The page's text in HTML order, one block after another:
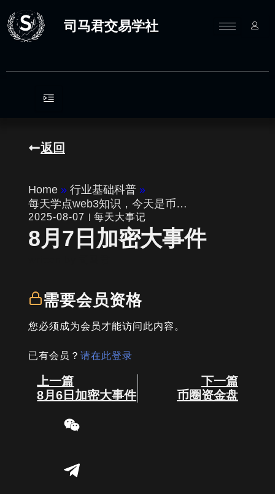
至
内
司马君交易学社
返回
Home » 行业基础科普 »
每天学点web3知识，今天是币…
2025-08-07 每天大事记
8月7日加密大事件
需要会员资格
您必须成为会员才能访问此内容。
已有会员？ 请在此登录
Prev
上一篇
8月6日加密大事件
下一篇
币圈资金盘